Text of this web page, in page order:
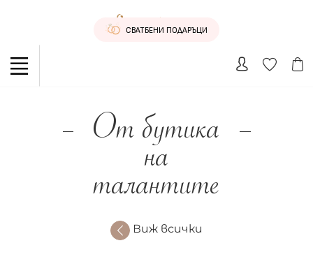
СВАТБЕНИ ПОДАРЪЦИ
От бутика
на
талантите
Виж всички